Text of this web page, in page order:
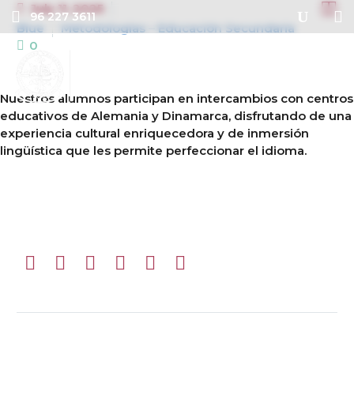
96 227 3611 
July 11, 2025
Blue
Metodologías – Educación Secundaria
0
Nuestros alumnos participan en intercambios con centros
educativos de Alemania y Dinamarca, disfrutando de una
experiencia cultural enriquecedora y de inmersión
lingüística que les permite perfeccionar el idioma.